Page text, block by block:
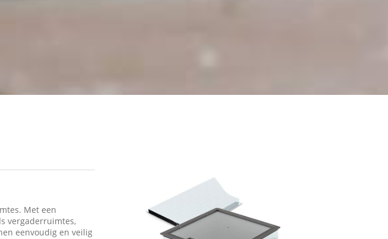
Met een
vergaderruimtes,
eenvoudig en veilig